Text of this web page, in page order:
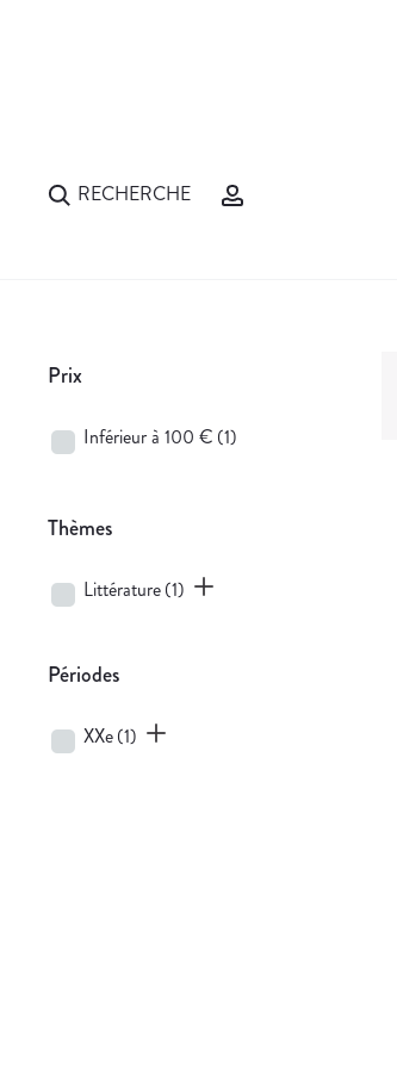
RECHERCHE
Prix
Inférieur à 100 € (1)
Thèmes
Littérature(1)
Périodes
XXe(1)